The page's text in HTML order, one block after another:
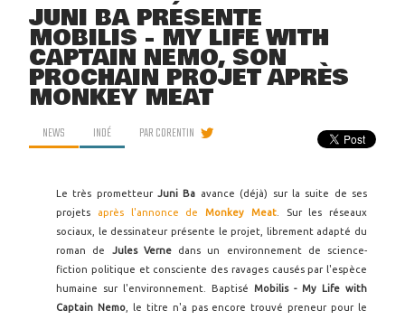
JUNI BA PRÉSENTE
MOBILIS - MY LIFE WITH
CAPTAIN NEMO, SON
PROCHAIN PROJET APRÈS
MONKEY MEAT
NEWS INDÉ PARCORENTIN
Le très prometteurJuni Ba avance (déjà) sur la suite de ses
projets
après l'annonce de Monkey Meat. Sur les réseaux
sociaux, le dessinateur présente le projet, librement adapté du
roman de Jules Vernedans un environnement de science-
fiction politique et consciente des ravages causés par l'espèce
humaine sur l'environnement. Baptisé Mobilis - My Life with
Captain Nemo, le titre n'a pas encore trouvé preneur pour le